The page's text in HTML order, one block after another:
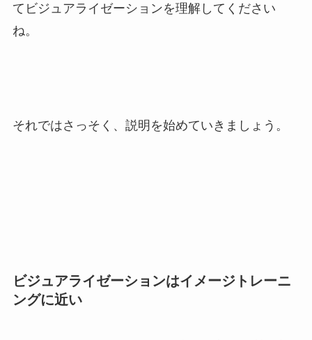
てビジュアライゼーションを理解してください
ね。
それではさっそく、説明を始めていきましょう。
ビジュアライゼーションはイメージトレーニ
ングに近い